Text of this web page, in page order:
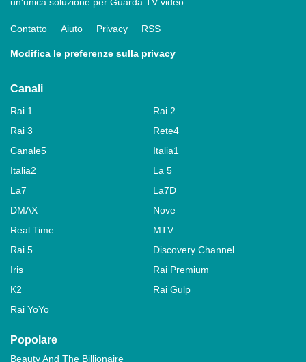
Contatto Aiuto Privacy RSS
Modifica le preferenze sulla privacy
Canali
Rai 1
Rai 2
Rai 3
Rete4
Canale5
Italia1
Italia2
La 5
La7
La7D
DMAX
Nove
Real Time
MTV
Rai 5
Discovery Channel
Iris
Rai Premium
K2
Rai Gulp
Rai YoYo
Popolare
Beauty And The Billionaire